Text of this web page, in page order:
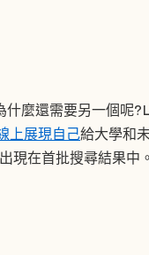
麼還需要另一個呢
上展現自己給大學和
現在首批搜尋結果中